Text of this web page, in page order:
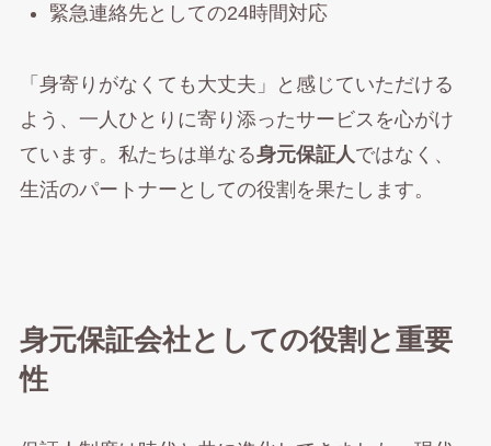
緊急連絡先としての24時間対応
「身寄りがなくても大丈夫」と感じていただける
よう、一人ひとりに寄り添ったサービスを心がけ
ています。私たちは単なる身元保証人 ではなく、
生活のパートナーとしての役割を果たします。
身元保証会社としての役割と重要
性